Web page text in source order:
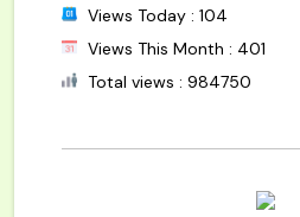
Views Today : 104
Views This Month : 401
Total views : 984750